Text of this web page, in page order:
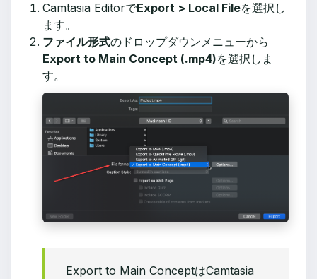
Camtasia EditorでExport > Local Fileを選択し
ます。
ファイル形式のドロップダウンメニューから
Export to Main Concept (.mp4)を選択しま
す。
Export to Main ConceptはCamtasia